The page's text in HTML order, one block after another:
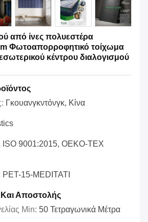
από ίνες πολυεστέρα
Φωτοαπορροφητικό τοίχωμα
κέντρου διαλογισμού
Γκουανγκντόνγκ, Κίνα
ISO 9001:2015, OEKO-TEX
PET-15-MEDITATI
Αποστολής
Min: 50 Τετραγωνικά Μέτρα